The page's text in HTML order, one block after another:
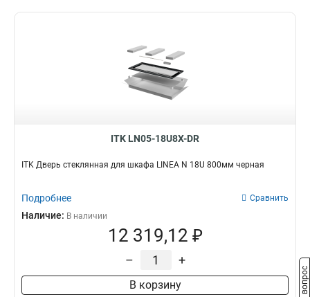
ITK LN05-18U8X-DR
ITK Дверь стеклянная для шкафа LINEA N 18U 800мм черная
Подробнее Сравнить
Наличие: В наличии
12 319,12 ₽
– +
В корзину